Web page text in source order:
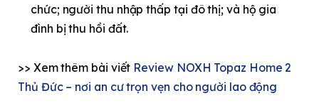
chức; người thu nhập thấp tại đô thị; và hộ gia
đình bị thu hồi đất.
>> Xem thêm bài viết Review NOXH Topaz Home 2
Thủ Đức – nơi an cư trọn vẹn cho người lao động